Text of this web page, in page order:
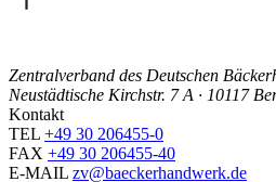
Zentralverband des Deutschen
Neustädtische Kirchstr. 7 A · 10117
Kontakt
TEL +49 30 206455-0
FAX +49 30 206455-40
E-MAIL zv@baeckerhandwerk.de